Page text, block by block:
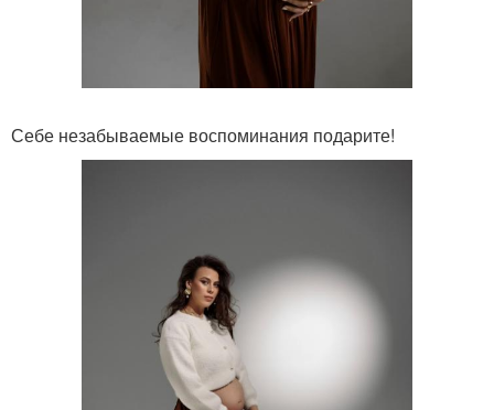
Себе незабываемые воспоминания подарите!